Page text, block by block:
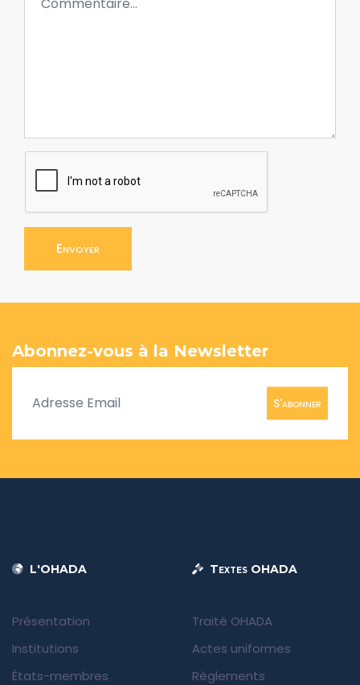
Envoyer
Abonnez-vous à la Newsletter
S'abonner
L'OHADA
Présentation
Institutions
États-membres
Textes OHADA
Traité OHADA
Actes uniformes
Règlements